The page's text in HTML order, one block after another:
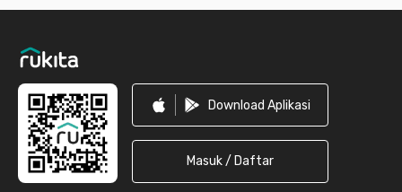
Download Aplikasi
Masuk / Daftar